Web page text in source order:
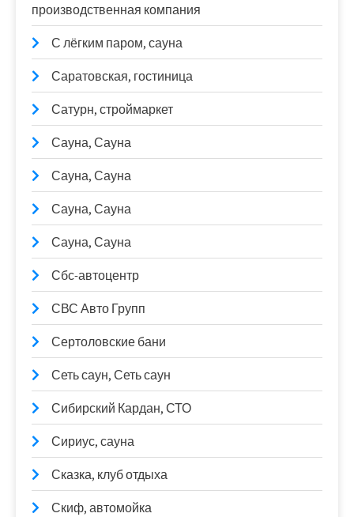
производственная компания
С лёгким паром, сауна
Саратовская, гостиница
Сатурн, строймаркет
Сауна, Сауна
Сауна, Сауна
Сауна, Сауна
Сауна, Сауна
Сбс-автоцентр
СВС Авто Групп
Сертоловские бани
Сеть саун, Сеть саун
Сибирский Кардан, СТО
Сириус, сауна
Сказка, клуб отдыха
Скиф, автомойка